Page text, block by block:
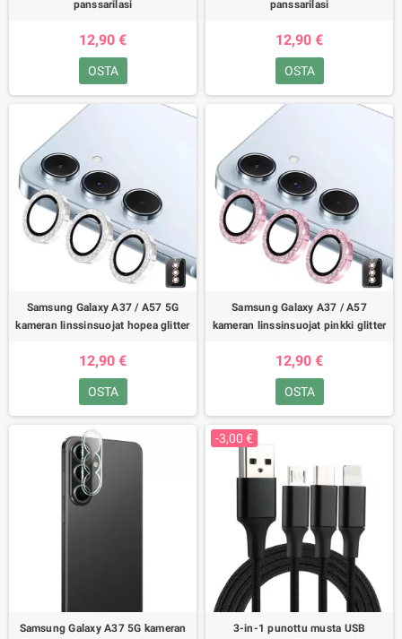
panssarilasi
12,90 €
OSTA
panssarilasi
12,90 €
OSTA
Samsung Galaxy A37 / A57 5G
kameran linssinsuojat hopea glitter
12,90 €
OSTA
Samsung Galaxy A37 / A57
kameran linssinsuojat pinkki glitter
12,90 €
OSTA
Samsung Galaxy A37 5G kameran
-3,00 €
3-in-1 punottu musta USB